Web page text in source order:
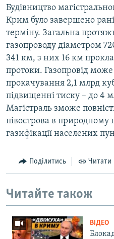
Будівництво
Крим було завершено
терміну. Загальна
газопроводу діаметром
341 км, з них 16 км
протоки. Газопровід
прокачування 2,1 млрд
підвищенні тиску – до 4
Магістраль зможе
півострова в природному
газифікації населених
Поділитись Читати
Читайте також
ВІДЕО